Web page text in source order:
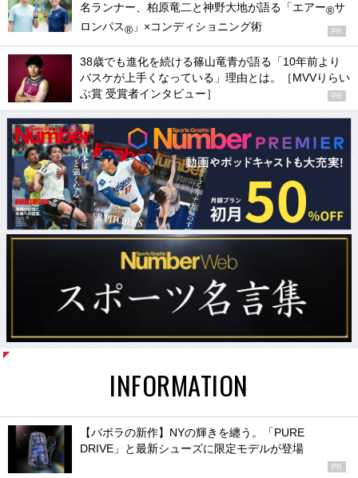
名ランナー、柏原竜二と神野大地が語る「エアー®サ
ロンパス® 」×コンディショニング術 PR
38歳でも進化を続ける篠山竜青が語る「10年前より
バスケが上手くなっている」理由とは。［MVVりらい
ぶ賞 受賞者インタビュー］
PR
INFORMATION
【バボラの新作】NYの輝きを纏う。「PURE
DRIVE」と最新シューズに限定モデルが登場
PR